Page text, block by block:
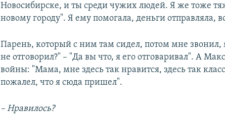
Новосибирске, и ты среди чужих людей. Я же тоже
новому городу". Я ему помогала, деньги отправляла,
Парень, который с ним там сидел, потом мне звонил,
не отговорил?" – "Да вы что, я его отговаривал". А
войны: "Мама, мне здесь так нравится, здесь так
пожалел, что я сюда пришел".
– Нравилось?